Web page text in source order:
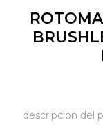
descripcion del
Jardín y Aire